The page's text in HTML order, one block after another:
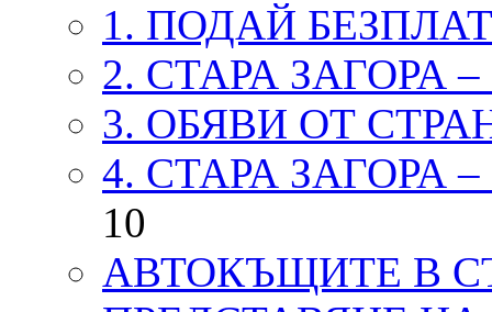
1. ПОДАЙ
2. СТАРА ЗАГОРА
3. ОБЯВИ ОТ
4. СТАРА ЗАГОРА
10
АВТОКЪЩИТЕ В